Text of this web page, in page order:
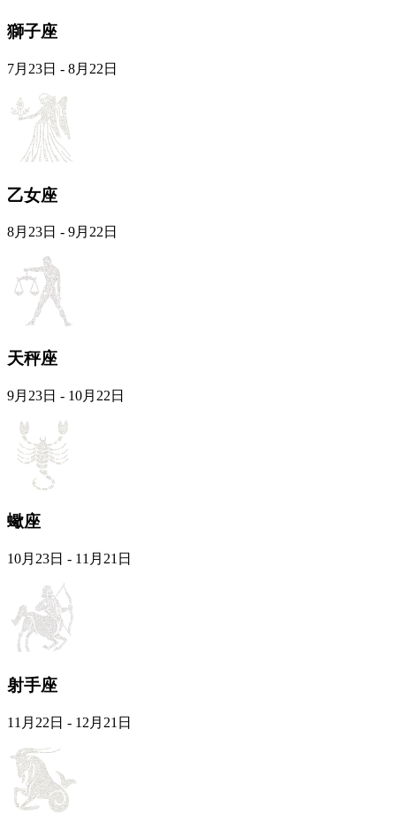
獅子座
7月23日 - 8月22日
乙女座
8月23日 - 9月22日
天秤座
9月23日 - 10月22日
蠍座
10月23日 - 11月21日
射手座
11月22日 - 12月21日